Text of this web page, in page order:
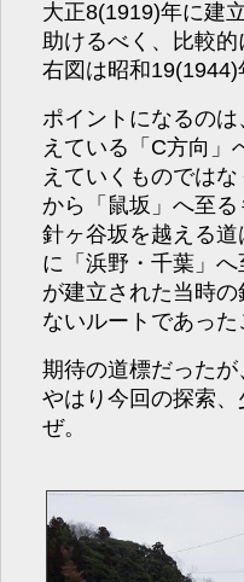
大正8(1919)年に建
助けるべく、比較
右図は昭和19(1944)
ポイントになるの
えている「C方向」
えていくものでは
から「鼠坂」へ至る
針ヶ谷坂を越える
に「浜野・千葉」
が建立された当時
ないルートであった
期待の道標だった
やはり今回の探索
ぜ。